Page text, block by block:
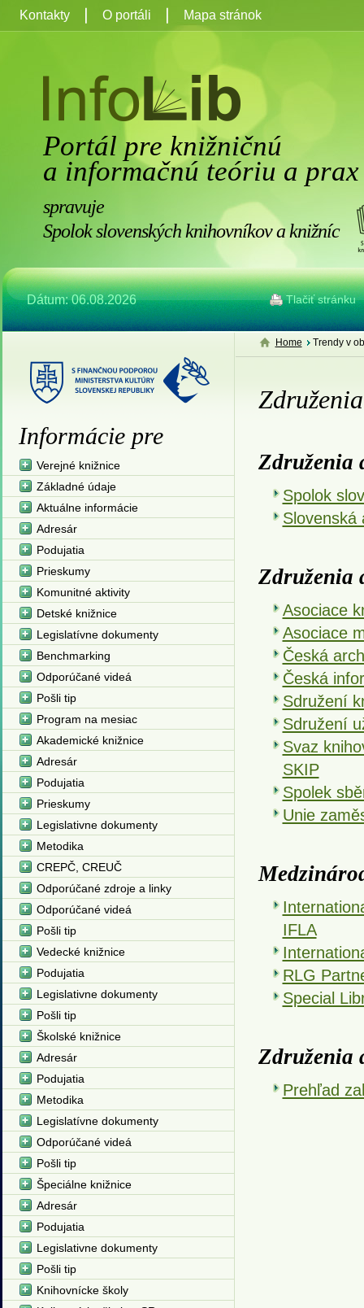
Portál pre knižničnú
a informačnú teóriu a prax
spravuje
Spolok slovenských knihovníkov a knižníc
Dátum: 06.08.2026 Tlačiť stránku
Kontakty O portáli Mapa stránok
Home Trendy v
Združenia
Spolok
Slovenská
Združenia
Asociace
Asociace
Česká
Česká
Sdružení
Sdružení
Svaz
SKIP
Spolek
Unie
IFLA
RLG
Special
Združenia
Prehľad
Informácie pre
Verejné knižnice
Základné údaje
Aktuálne informácie
Adresár
Podujatia
Prieskumy
Komunitné aktivity
Detské knižnice
Legislatívne dokumenty
Benchmarking
Odporúčané videá
Pošli tip
Program na mesiac
Akademické knižnice
Adresár
Podujatia
Prieskumy
Legislativne dokumenty
Metodika
CREPČ, CREUČ
Odporúčané zdroje a linky
Odporúčané videá
Pošli tip
Vedecké knižnice
Podujatia
Legislativne dokumenty
Pošli tip
Školské knižnice
Adresár
Podujatia
Metodika
Legislatívne dokumenty
Odporúčané videá
Pošli tip
Špeciálne knižnice
Adresár
Podujatia
Legislativne dokumenty
Pošli tip
Knihovnícke školy